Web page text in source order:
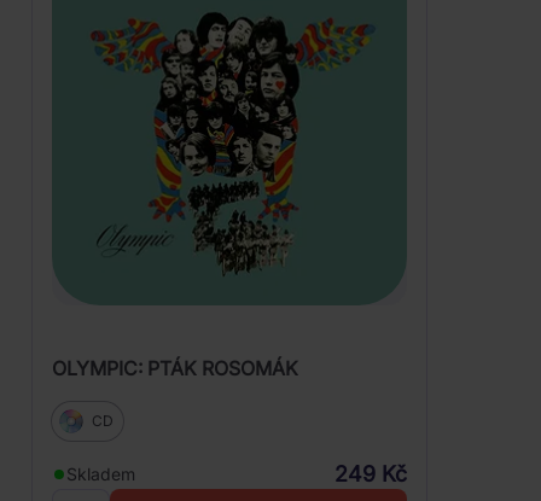
OLYMPIC: PTÁK ROSOMÁK
CD
Skladem 249 Kč